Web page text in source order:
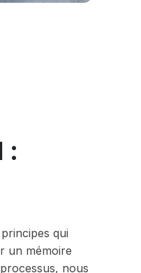
:
qui
un mémoire
nous